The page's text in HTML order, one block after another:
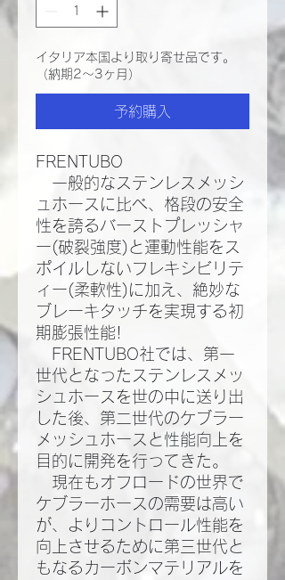
イタリア本国より取り寄せ品です。
（納期2～3ヶ月）
予約購入
FRENTUBO
一般的なステンレスメッシ
ュホースに比べ、格段の安全
性を誇るバーストプレッシャ
ー(破裂強度)と運動性能をス
ポイルしないフレキシビリテ
ィー(柔軟性)に加え、絶妙な
ブレーキタッチを実現する初
期膨張性能!​
FRENTUBO社では、第一
世代となったステンレスメッ
シュホースを世の中に送り出
した後、第二世代のケブラー
メッシュホースと性能向上を
目的に開発を行ってきた。​
現在もオフロードの世界で
ケブラーホースの需要は高い
が、よりコントロール性能を
向上させるために第三世代と
もなるカーボンマテリアルを